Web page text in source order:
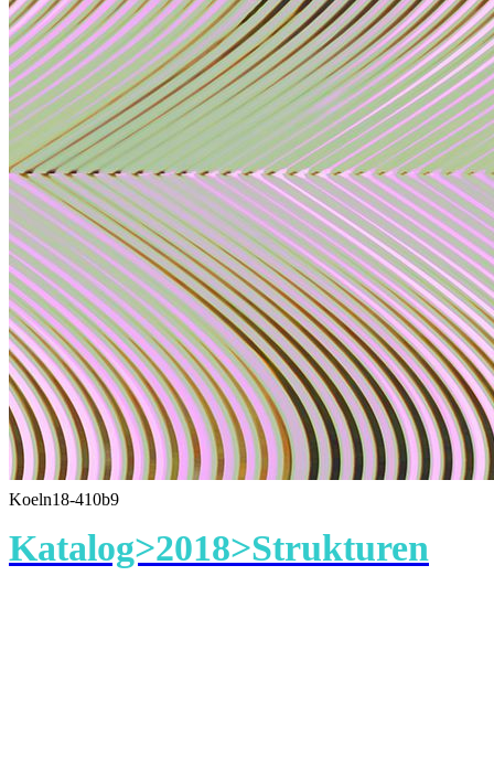
Koeln18-410b9
Katalog>2018>Strukturen